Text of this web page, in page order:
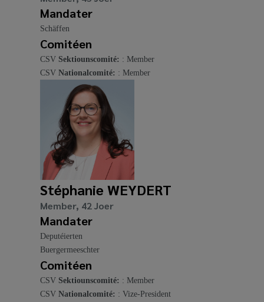
Mandater
Schäffen
Comitéen
CSV Sektiounscomité: : Member
CSV Nationalcomité: : Member
Stéphanie WEYDERT
Member, 42 Joer
Mandater
Deputéierten
Buergermeeschter
Comitéen
CSV Sektiounscomité: : Member
CSV Nationalcomité: : Vize-President